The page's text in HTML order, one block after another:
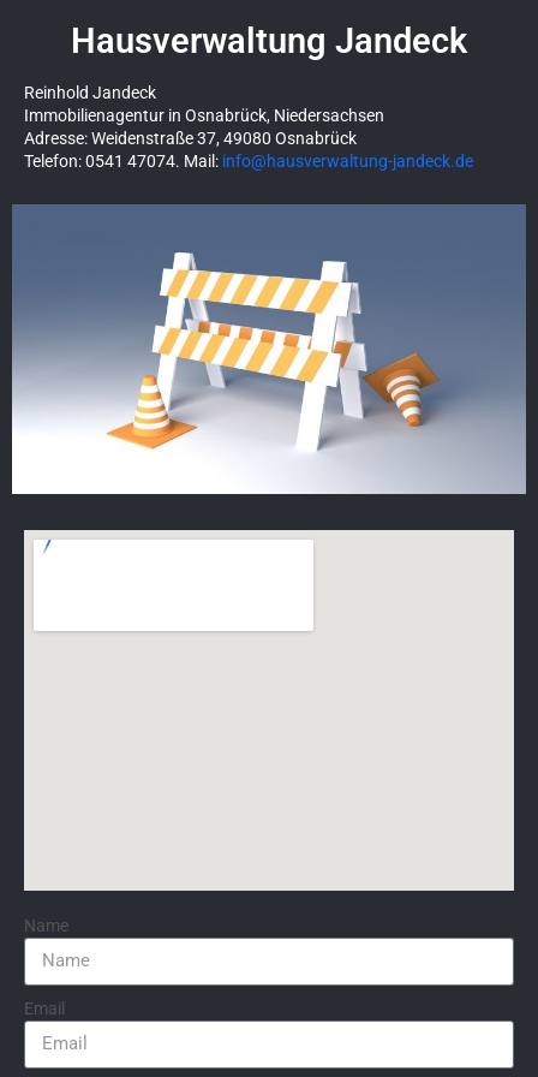
Hausverwaltung Jandeck
Reinhold Jandeck
Immobilienagentur in Osnabrück, Niedersachsen
Adresse: Weidenstraße 37, 49080 Osnabrück
Telefon: 0541 47074. Mail: info@hausverwaltung-jandeck.de
Name
Email